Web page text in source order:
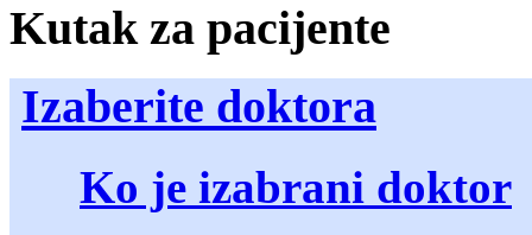
Kutak za pacijente
Izaberite doktora
Ko je izabrani doktor